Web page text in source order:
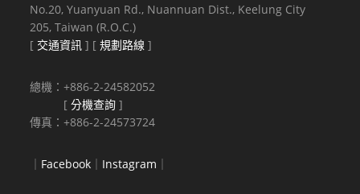
No.20, Yuanyuan Rd., Nuannuan Dist., Keelung City
205, Taiwan (R.O.C.)
[ 交通資訊 ] [規劃路線 ]
總機：+886-2-24582052
[分機查詢 ]
傳真：+886-2-24573724
｜ Facebook ｜ Instagram ｜